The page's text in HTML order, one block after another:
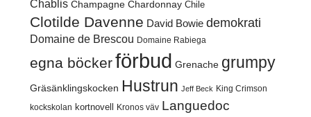
Chablis Champagne Chardonnay Chile
Clotilde Davenne David Bowie demokrati
Domaine de Brescou Domaine Rabiega
egna böckerförbud Grenache grumpy
Gräsänklingskocken Hustrun Jeff Beck King Crimson
kockskolan kortnovell Kronos väv Languedoc